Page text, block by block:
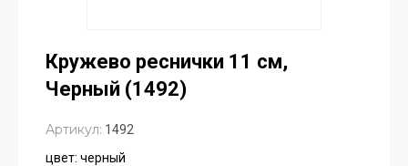
Кружево реснички 11 см,
Черный (1492)
Артикул: 1492
цвет: черный